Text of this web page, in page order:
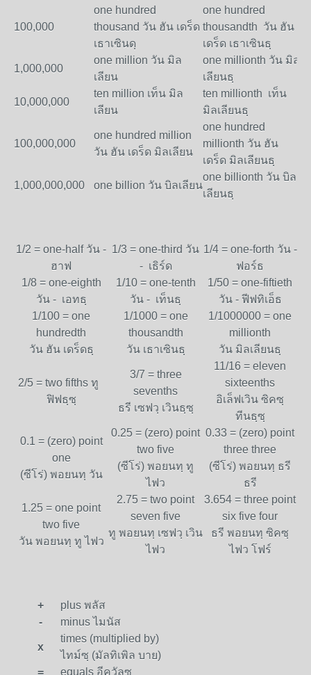
100,000
one hundred
thousand วัน ฮัน เดร็ด
เธาเซินดฺ
one hundred
thousandth วัน ฮัน
เดร็ด เธาเซินธฺ
1,000,000
one million วัน มิล
เลียน
one millionth วัน มิล
เลียนธฺ
10,000,000
ten million เท็น มิล
เลียน
ten millionth เท็น
มิลเลียนธฺ
100,000,000
one hundred million
วัน ฮัน เดร็ด มิลเลียน
one hundred
millionth วัน ฮัน
เดร็ด มิลเลียนธฺ
1,000,000,000 one billion วัน บิลเลียน
one billionth วัน บิล
เลียนธฺ
1/2 = one-half วัน -
ฮาฟ
1/3 = one-third วัน
- เธิร์ด
1/4 = one-forth วัน -
ฟอร์ธ
1/8 = one-eighth
วัน - เอทธฺ
1/10 = one-tenth
วัน - เท็นธฺ
1/50 = one-fiftieth
วัน - ฟีฟทิเอ็ธ
1/100 = one
hundredth
วัน ฮัน เดร็ดธฺ
1/1000 = one
thousandth
วัน เธาเซินธฺ
1/1000000 = one
millionth
วัน มิลเลียนธฺ
2/5 = two fifths ทู
ฟิฟธฺซฺ
3/7 = three
sevenths
ธรี เซฟวฺ เวินธฺซฺ
11/16 = eleven
sixteenths
อิเล็ฟเวิน ซิคซฺ
ทีนธฺซฺ
0.1 = (zero) point
one
(ซีโร่) พอยนทฺ วัน
0.25 = (zero) point
two five
(ซีโร่) พอยนทฺ ทู
ไฟว
0.33 = (zero) point
three three
(ซีโร่) พอยนทฺ ธรี
ธรี
1.25 = one point
two five
วัน พอยนทฺ ทู ไฟว
2.75 = two point
seven five
ทู พอยนทฺ เซฟวฺ เวิน
ไฟว
3.654 = three point
six five four
ธรี พอยนทฺ ซิคซฺ
ไฟว โฟร์
+
plus พลัส
-
minus ไมนัส
x
times (multiplied by)
ไทม์ซฺ (มัลทิเพิล บาย)
=
equals อีควัลซฺ